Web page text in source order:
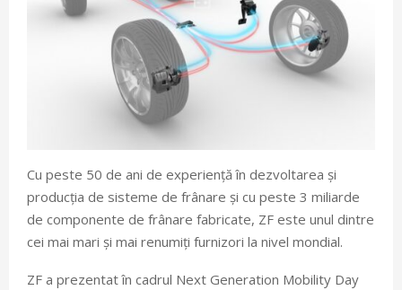
Cu peste 50 de ani de experiență în dezvoltarea și
producția de sisteme de frânare și cu peste 3 miliarde
de componente de frânare fabricate, ZF este unul dintre
cei mai mari și mai renumiți furnizori la nivel mondial.
ZF a prezentat în cadrul Next Generation Mobility Day